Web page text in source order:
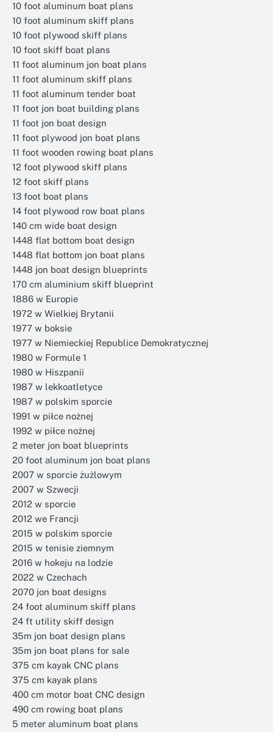
10 foot aluminum boat plans
10 foot aluminum skiff plans
10 foot plywood skiff plans
10 foot skiff boat plans
11 foot aluminum jon boat plans
11 foot aluminum skiff plans
11 foot aluminum tender boat
11 foot jon boat building plans
11 foot jon boat design
11 foot plywood jon boat plans
11 foot wooden rowing boat plans
12 foot plywood skiff plans
12 foot skiff plans
13 foot boat plans
14 foot plywood row boat plans
140 cm wide boat design
1448 flat bottom boat design
1448 flat bottom jon boat plans
1448 jon boat design blueprints
170 cm aluminium skiff blueprint
1886 w Europie
1972 w Wielkiej Brytanii
1977 w boksie
1977 w Niemieckiej Republice Demokratycznej
1980 w Formule 1
1980 w Hiszpanii
1987 w lekkoatletyce
1987 w polskim sporcie
1991 w piłce nożnej
1992 w piłce nożnej
2 meter jon boat blueprints
20 foot aluminum jon boat plans
2007 w sporcie żużlowym
2007 w Szwecji
2012 w sporcie
2012 we Francji
2015 w polskim sporcie
2015 w tenisie ziemnym
2016 w hokeju na lodzie
2022 w Czechach
2070 jon boat designs
24 foot aluminum skiff plans
24 ft utility skiff design
35m jon boat design plans
35m jon boat plans for sale
375 cm kayak CNC plans
375 cm kayak plans
400 cm motor boat CNC design
490 cm rowing boat plans
5 meter aluminum boat plans